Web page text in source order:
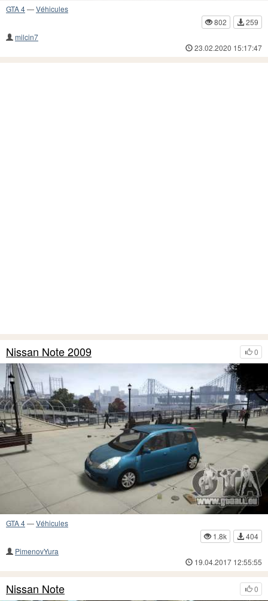
GTA 4—Véhicules
802
259
milcin7
23.02.2020 15:17:47
0
Nissan Note 2009
GTA 4—Véhicules
1.8k
404
PimenovYura
19.04.2017 12:55:55
0
Nissan Note